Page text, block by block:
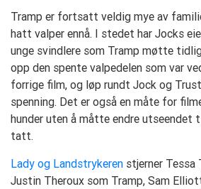
Tramp er fortsatt veldig mye av
hatt valper ennå. I stedet har Jocks
unge svindlere som Tramp møtte
opp den spente valpedelen som var
forrige film, og løp rundt Jock og
spenning. Det er også en måte for
hunder uten å måtte endre utseendet
tatt.
Lady og Landstrykeren stjerner Tessa
Justin Theroux som Tramp, Sam